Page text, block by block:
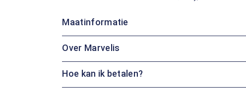
Maatinformatie
Over Marvelis
Hoe kan ik betalen?